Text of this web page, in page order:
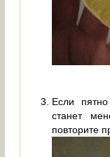
Если
станет
повторите